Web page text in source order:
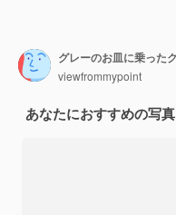
viewfrommypoint
あなたにおすすめの写真